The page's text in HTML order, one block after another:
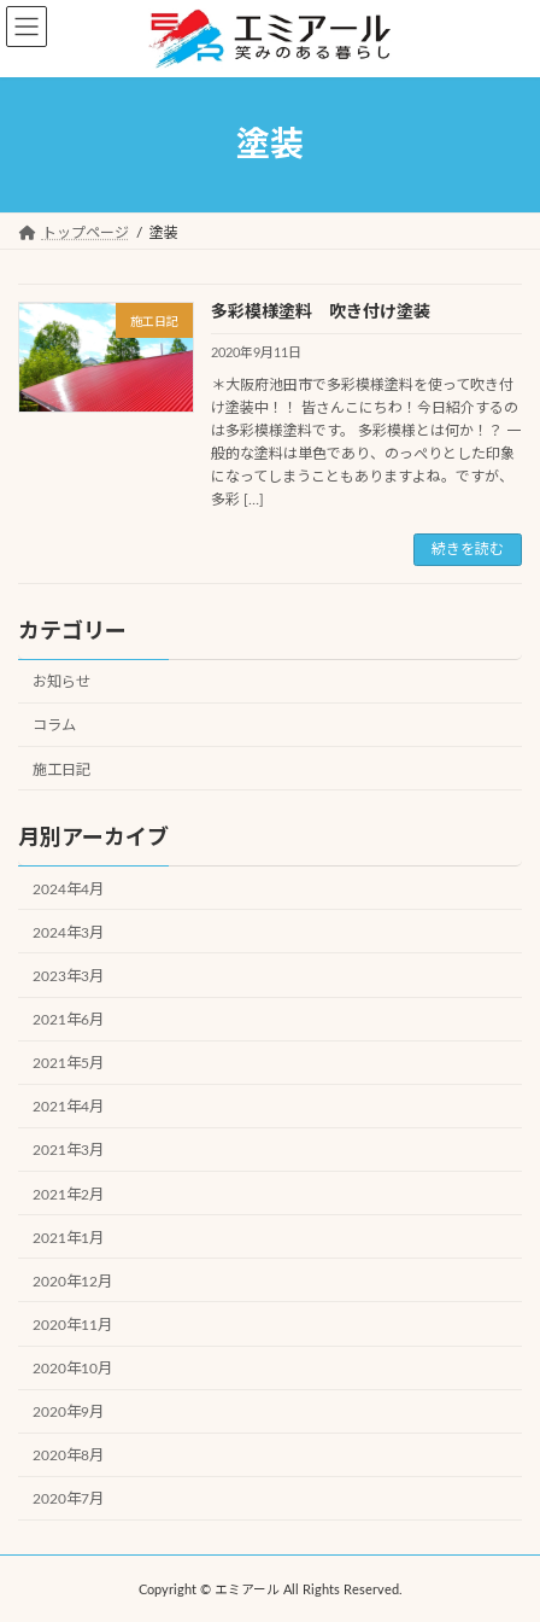
コ
ン
ッ
ナ
ビ
移
塗装
トップページ 塗装
施工日記
多彩模様塗料 吹き付け塗装
2020年9月11日
＊大阪府池田市で多彩模様塗料を使って吹き付
け塗装中！！ 皆さんこにちわ！今日紹介するの
は多彩模様塗料です。 多彩模様とは何か！？ 一
般的な塗料は単色であり、のっぺりとした印象
になってしまうこともありますよね。ですが、
多彩 […]
続きを読む
カテゴリー
お知らせ
コラム
施工日記
月別アーカイブ
2024年4月
2024年3月
2023年3月
2021年6月
2021年5月
2021年4月
2021年3月
2021年2月
2021年1月
2020年12月
2020年11月
2020年10月
2020年9月
2020年8月
2020年7月
Copyright © エミアール All Rights Reserved.